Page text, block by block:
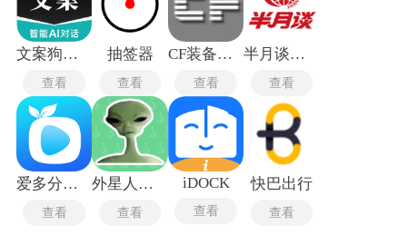
文案狗手机版
查看
抽签器
查看
CF装备助手手机版
查看
半月谈旧版本
查看
爱多分学生版
查看
外星人语音盒
查看
iDOCK
查看
快巴出行
查看